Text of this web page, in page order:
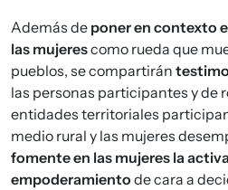
Además de poner en contexto
las mujerescomo rueda que
pueblos, se compartirán
las personas participantes y de
entidades territoriales
medio rural y las mujeres
fomente en las mujeres la
empoderamiento de cara a